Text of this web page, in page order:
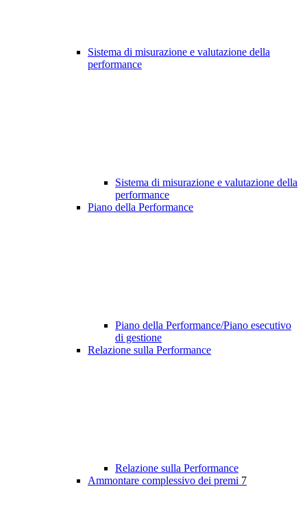
Sistema di misurazione e valutazione della
performance
Sistema di misurazione e valutazione della
performance
Piano della Performance
Piano della Performance/Piano esecutivo
di gestione
Relazione sulla Performance
Relazione sulla Performance
Ammontare complessivo dei premi 7